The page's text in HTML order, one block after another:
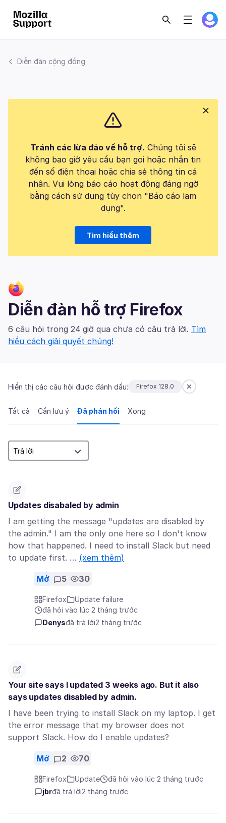
Diễn đàn cộng đồng
Tránh các lừa đảo về hỗ trợ. Chúng tôi sẽ
không bao giờ yêu cầu bạn gọi hoặc nhắn tin
đến số điện thoại hoặc chia sẻ thông tin cá
nhân. Vui lòng báo cáo hoạt động đáng ngờ
bằng cách sử dụng tùy chọn "Báo cáo lạm
dụng".
Tìm hiểu thêm
Diễn đàn hỗ trợ Firefox
6 câu hỏi trong 24 giờ qua chưa có câu trả lời. Tìm
hiểu cách giải quyết chúng!
Hiển thị các câu hỏi được đánh dấu: Firefox 128.0
Tất cả Cần lưu ý Đã phản hồi Xong
Updates disabaled by admin
I am getting the message "updates are disabled by
the admin." I am the only one here so I don't know
how that happened. I need to install Slack but need
to update first. … (xem thêm)
Mở 5 30
Firefox
Update failure
đã hỏi vào lúc 2 tháng trước
Denysđã trả lời2 tháng trước
Your site says I updated 3 weeks ago. But it also
says updates disabled by admin.
I have been trying to install Slack on my laptop. I get
the error message that my browser does not
support Slack. How do I enable updates?
Mở 2 70
Firefox Update
đã hỏi vào lúc 2 tháng trước
jbrđã trả lời2 tháng trước